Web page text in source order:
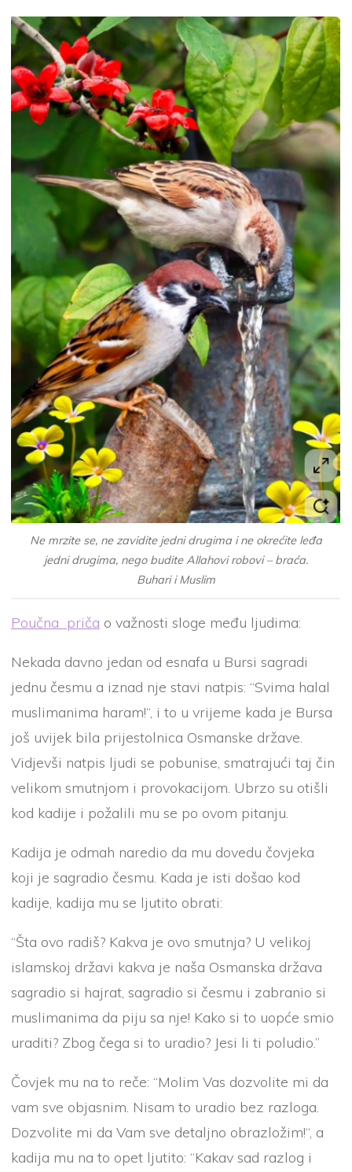
Ne mrzite se, ne zavidite jedni drugima i ne okrećite leđa
jedni drugima, nego budite Allahovi robovi – braća.
Buhari i Muslim
Poučna priča o važnosti sloge među ljudima:
Nekada davno jedan od esnafa u Bursi sagradi
jednu česmu a iznad nje stavi natpis: “Svima halal
muslimanima haram!“, i to u vrijeme kada je Bursa
još uvijek bila prijestolnica Osmanske države.
Vidjevši natpis ljudi se pobunise, smatrajući taj čin
velikom smutnjom i provokacijom. Ubrzo su otišli
kod kadije i požalili mu se po ovom pitanju.
Kadija je odmah naredio da mu dovedu čovjeka
koji je sagradio česmu. Kada je isti došao kod
kadije, kadija mu se ljutito obrati:
“Šta ovo radiš? Kakva je ovo smutnja? U velikoj
islamskoj državi kakva je naša Osmanska država
sagradio si hajrat, sagradio si česmu i zabranio si
muslimanima da piju sa nje! Kako si to uopće smio
uraditi? Zbog čega si to uradio? Jesi li ti poludio.”
Čovjek mu na to reče: “Molim Vas dozvolite mi da
vam sve objasnim. Nisam to uradio bez razloga.
Dozvolite mi da Vam sve detaljno obrazložim!“, a
kadija mu na to opet ljutito: “Kakav sad razlog i